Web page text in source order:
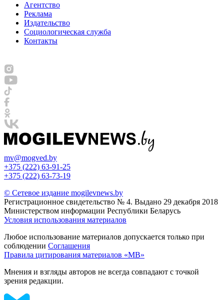
Агентство
Реклама
Издательство
Социологическая служба
Контакты
mv@mogved.by
+375 (222) 63-91-25
+375 (222) 63-73-19
© Сетевое издание mogilevnews.by
Регистрационное свидетельство № 4. Выдано 29 декабря 2018
Министерством информации Республики Беларусь
Условия использования материалов
Любое использование материалов допускается только при
соблюдении Соглашения
Правила цитирования материалов «МВ»
Мнения и взгляды авторов не всегда совпадают с точкой
зрения редакции.